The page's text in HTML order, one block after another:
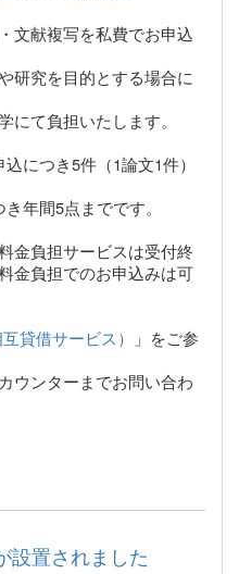
文献複写を私費でお申込
研究を目的とする場合に
にて負担いたします。
につき5件（1論文1件）
年間5点までです。
金負担サービスは受付終
金負担でのお申込みは可
貸借サービス）
」をご参
ウンターまでお問い合わ
設置されました